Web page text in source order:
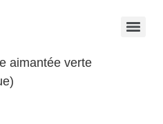
aimantée verte